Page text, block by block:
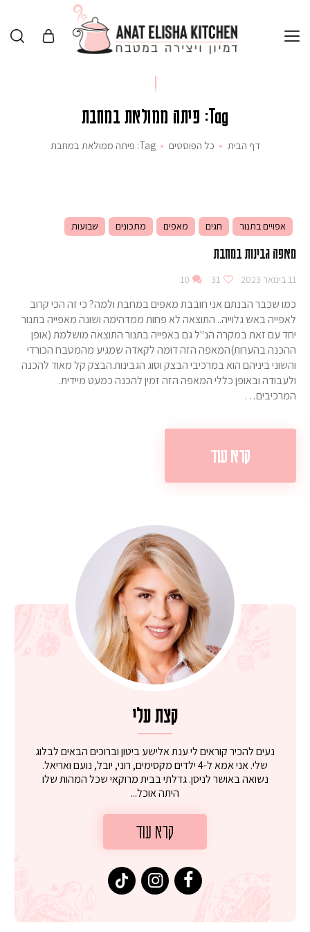
Tag: פיתה ממולאת במחבת
דף הבית כל הפוסטים Tag: פיתה ממולאת במחבת
אפויים בתנור חגים מאפים מתכונים שבועות
מאפה גבינות במחבת
11 בינואר 2023 31
10
כמו שכבר הבנתם אני חובבת מאפים במחבת ולמה? כי זה הכי קרוב
לאפייה באש גלוייה.. התוצאה לא פחות ממדהימה ושונה מאפייה בתנור
יחד עם זאת במקרה הנ"ל גם באפייה בתנור התוצאה מושלמת (אופן
ההכנה בהערות)המאפה הזה דומה לקאדה שמגיע מהמטבח הכורדי
והשוני ביניהם הוא במרכיבי הבצק וסוג הגבינות.הבצק קל מאוד להכנה
ולעבודה ובאופן כללי המאפה הזה זמין להכנה כמעט מיידית.
המרכיבים…
קרא עוד
קצת עלי
נעים להכיר קוראים לי ענת אלישע ביטון וברוכים הבאים לבלוג
שלי. אני אמא ל-4 ילדים מקסימים, רוני, יובל, נועם ואריאל.
נשואה באושר לניסן. גדלתי בבית מרוקאי שכל המהות שלו
היתה אוכל...
קרא עוד